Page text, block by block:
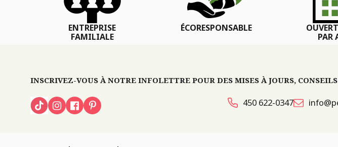
ENTREPRISE
FAMILIALE
ÉCORESPONSABLE
PAR
INSCRIVEZ-VOUS À NOTRE INFOLETTRE POUR DES MISES À JOURS,
450 622-0347